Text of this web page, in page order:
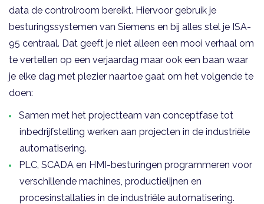
data de controlroom bereikt. Hiervoor gebruik je
besturingssystemen van Siemens en bij alles stel je ISA-
95 centraal. Dat geeft je niet alleen een mooi verhaal om
te vertellen op een verjaardag maar ook een baan waar
je elke dag met plezier naartoe gaat om het volgende te
doen:
Samen met het projectteam van conceptfase tot
inbedrijfstelling werken aan projecten in de industriële
automatisering.
PLC, SCADA en HMI-besturingen programmeren voor
verschillende machines, productielijnen en
procesinstallaties in de industriële automatisering.